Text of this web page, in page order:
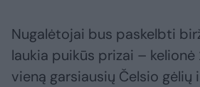
Nugalėtojai bus paskelbti
laukia puikūs prizai – kelionė
vieną garsiausių Čelsio